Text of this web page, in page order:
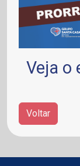
Veja o
Voltar